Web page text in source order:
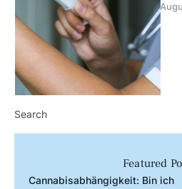
In
Featured
Cannabisabhängigkeit: Bin ich